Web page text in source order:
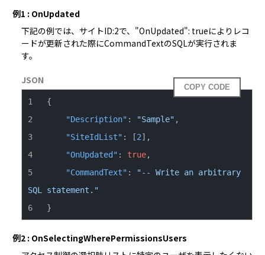
例1 : OnUpdated
下記の例では、サイトID:2で、"OnUpdated": trueによりレコ
ードが更新された際にCommandTextのSQLが実行されま
す。
JSON
COPY CODE
{
"Description" : "Sample" ,
"SiteIdList" : [2] ,
"OnUpdated" : true,
"CommandText" :
"-- Write an arbitrary
SQL statement."
}
例2 : OnSelectingWherePermissionsUsers